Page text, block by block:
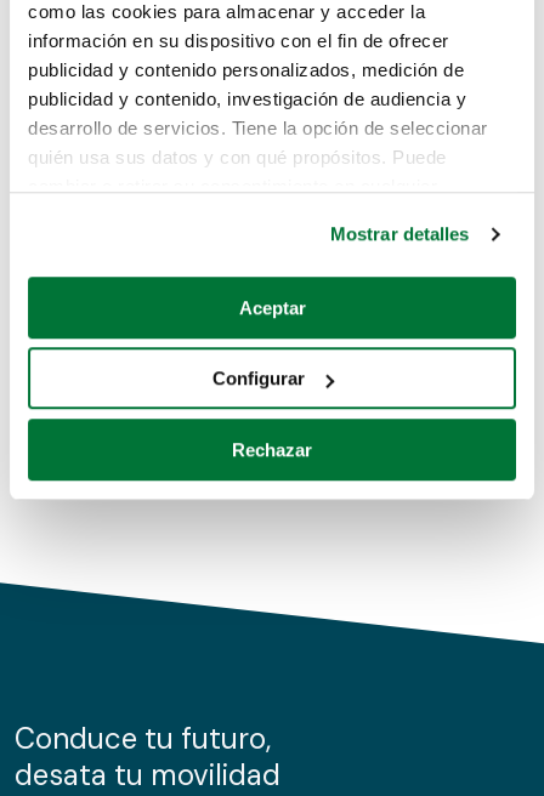
como las cookies para almacenar y acceder la
información en su dispositivo con el fin de ofrecer
publicidad y contenido personalizados, medición de
publicidad y contenido, investigación de audiencia y
desarrollo de servicios. Tiene la opción de seleccionar
quién usa sus datos y con qué propósitos. Puede
Si lo permite, también quisiéramos:
Recopilar información sobre su ubicación geográfica
Identificar su dispositivo analizándolo activamente
para buscar características específicas (huellas
Obtenga más información sobre cómo se procesan sus
de cookies.
información sobre el uso que haga del sitio web con
nuestros partners de redes sociales, publicidad y análisis
Mostrar detalles
Aceptar
Configurar
Rechazar
Lo sentimos, no sabemos como
te hemos traido hasta aquí.
Pero puedes encontrar el coche que estás
buscando en alguno de estos enlaces:
Coches de segunda mano
Coches de km0
Conduce tu futuro,
desata tu movilidad